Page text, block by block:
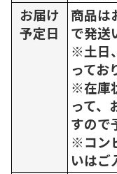
お届け
予定日
商品は
で発送
※土日
ってお
※在庫
って、
すので
※コン
いはご